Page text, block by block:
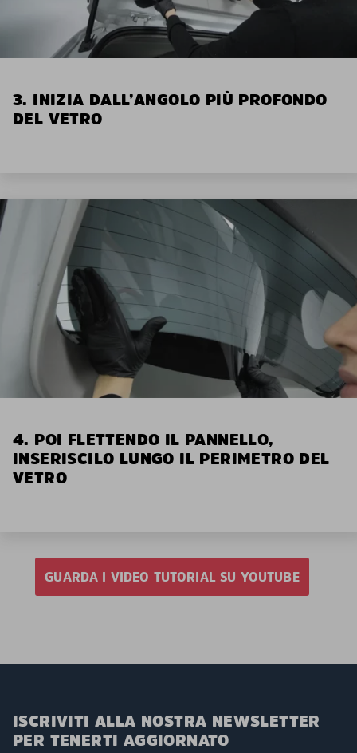
3. INIZIA DALL’ANGOLO PIÙ PROFONDO
DEL VETRO
4. POI FLETTENDO IL PANNELLO,
INSERISCILO LUNGO IL PERIMETRO DEL
VETRO
GUARDA I VIDEO TUTORIAL SU YOUTUBE
ISCRIVITI ALLA NOSTRA NEWSLETTER
PER TENERTI AGGIORNATO